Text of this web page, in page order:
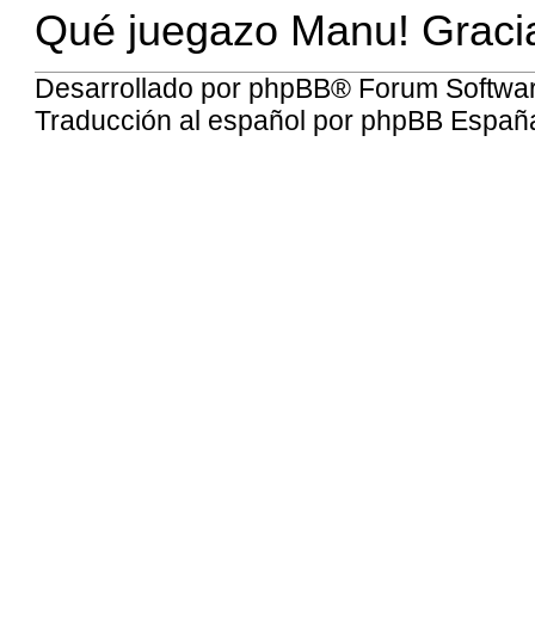
Qué juegazo Manu!
Desarrollado por phpBB® Forum
Traducción al español por phpBB